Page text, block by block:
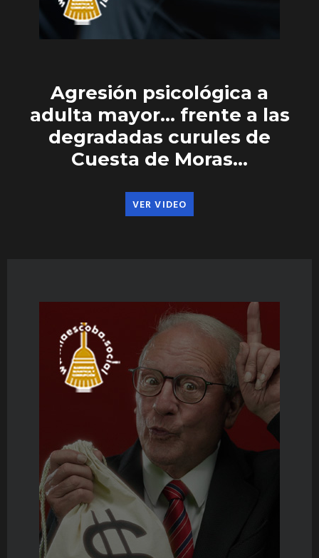
Agresión psicológica a
adulta mayor… frente a las
degradadas curules de
Cuesta de Moras…
VER VIDEO